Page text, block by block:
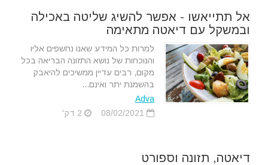
אל תתייאשו - אפשר להשיג שליטה באכילה
ובמשקל עם דיאטה מתאימה
למרות כל המידע שאנו נחשפים אליו
והנוכחות של נושא התזונה הבריאה בכל
מקום, רבים עדיין ממשיכים להיאבק
בהשמנת יתר ואינם...
Adva
דיאטה, תזונה וספורט